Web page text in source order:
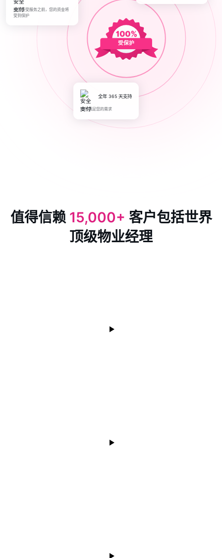
受保护
在您接受服务之前，您的资金将
受到保护
全年 365 天支持
随时满足您的需求
值得信赖 15,000+ 客户包括世界
顶级物业经理